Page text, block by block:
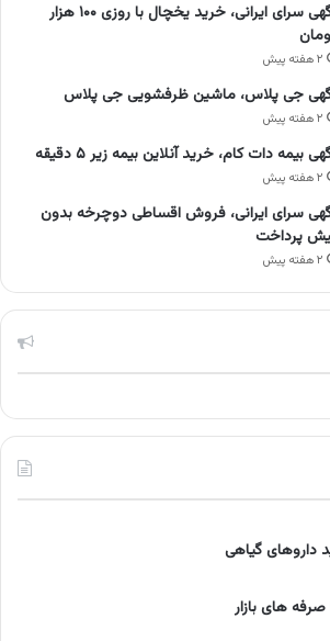
آگهی سرای ایرانی، خرید یخچال با روزی ۱۰۰ هزار
۲ هفته پیش
جی پلاس، ماشین ظرفشویی جی پلاس
۲ هفته پیش
بیمه دات کام، خرید آنلاین بیمه زیر ۵ دقیقه
۲ هفته پیش
سرای ایرانی، فروش اقساطی دوچرخه بدون
پرداخت
۲ هفته پیش
داروهای گیاهی
های بازار